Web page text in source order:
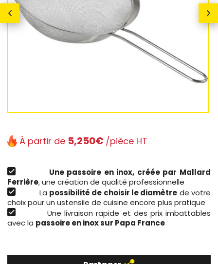
À partir de 5,250€ /pièce HT
Une passoire en inox, créée par Mallard
Ferrière, une création de qualité professionnelle
La possibilité de choisir le diamètre de votre
choix pour un ustensile de cuisine encore plus pratique
Une livraison rapide et des prix imbattables
avec la passoire en inox sur Papa France